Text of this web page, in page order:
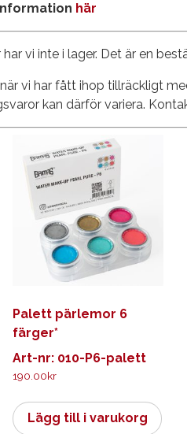
här
vi inte i lager. Det är en
vi har fått ihop tillräckligt
kan därför variera.
Palett pärlemor 6
färger*
Art-nr: 010-P6-palett
190.00kr
Lägg till i varukorg